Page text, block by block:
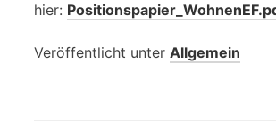
hier:
Veröffentlicht unter Allgemein